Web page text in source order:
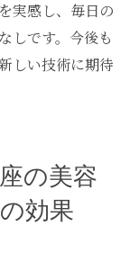
実感し、毎日の
しです。今後も
しい技術に期待
の美容
効果